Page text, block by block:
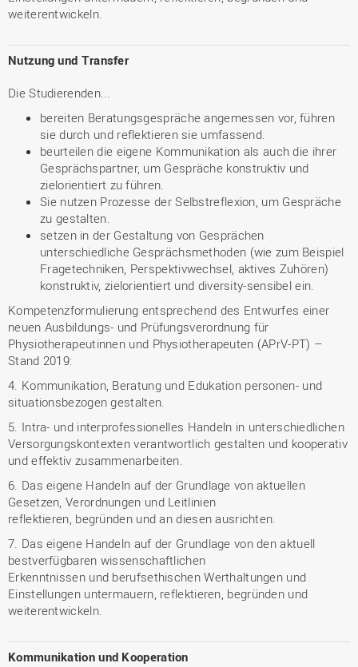
weiterentwickeln.
Nutzung und Transfer
Die Studierenden...
bereiten Beratungsgespräche angemessen vor, führen
sie durch und reflektieren sie umfassend.
beurteilen die eigene Kommunikation als auch die ihrer
Gesprächspartner, um Gespräche konstruktiv und
zielorientiert zu führen.
Sie nutzen Prozesse der Selbstreflexion, um Gespräche
zu gestalten.
setzen in der Gestaltung von Gesprächen
unterschiedliche Gesprächsmethoden (wie zum Beispiel
Fragetechniken, Perspektivwechsel, aktives Zuhören)
konstruktiv, zielorientiert und diversity-sensibel ein.
Kompetenzformulierung entsprechend des Entwurfes einer
neuen Ausbildungs- und Prüfungsverordnung für
Physiotherapeutinnen und Physiotherapeuten (APrV-PT) –
Stand 2019:
4. Kommunikation, Beratung und Edukation personen- und
situationsbezogen gestalten.
5. Intra- und interprofessionelles Handeln in unterschiedlichen
Versorgungskontexten verantwortlich gestalten und kooperativ
und effektiv zusammenarbeiten.
6. Das eigene Handeln auf der Grundlage von aktuellen
Gesetzen, Verordnungen und Leitlinien
reflektieren, begründen und an diesen ausrichten.
7. Das eigene Handeln auf der Grundlage von den aktuell
bestverfügbaren wissenschaftlichen
Erkenntnissen und berufsethischen Werthaltungen und
Einstellungen untermauern, reflektieren, begründen und
weiterentwickeln.
Kommunikation und Kooperation